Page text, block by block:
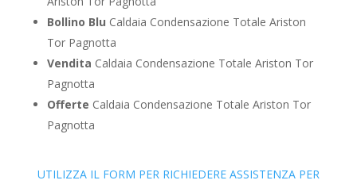
Bollino Blu Caldaia Condensazione Totale Ariston
Tor Pagnotta
Vendita Caldaia Condensazione Totale Ariston Tor
Pagnotta
Offerte Caldaia Condensazione Totale Ariston Tor
Pagnotta
UTILIZZA IL FORM PER RICHIEDERE ASSISTENZA PER